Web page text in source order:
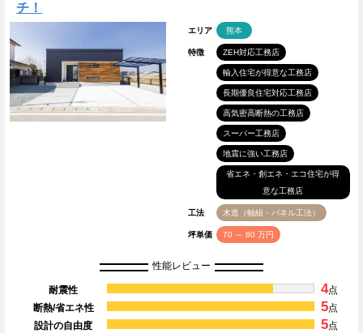
チ！
エリア 熊本
特徴 ZEH対応工務店
輸入住宅が得意な工務店
長期優良住宅対応工務店
高気密高断熱の工務店
スーパー工務店
地震に強い工務店
省エネ・創エネ・エコ住宅が得
意な工務店
工法 木造（軸組・パネル工法）
坪単価 70 ～ 80 万円
性能レビュー
耐震性 4点
断熱/省エネ性
5点
設計の自由度
5点